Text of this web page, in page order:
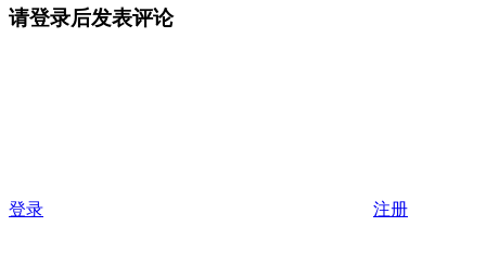
请登录后发表评论
登录 注册